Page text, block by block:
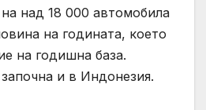
над 18 000 автомобила
на годината, което
на годишна база.
и в Индонезия.